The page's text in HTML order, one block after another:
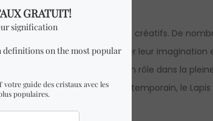
chercheurs spirituels et des créatifs. De
à proximité pour stimuler leur imagination
témoignent de son rôle dans la
fascinante et son attrait contemporain, le Lapis